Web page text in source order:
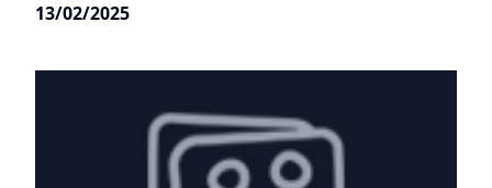
Đồng Nai trực tiếp trải nghiệm 5G với tốc độ vượt
trội, độ trễ cực thấp.
13/02/2025